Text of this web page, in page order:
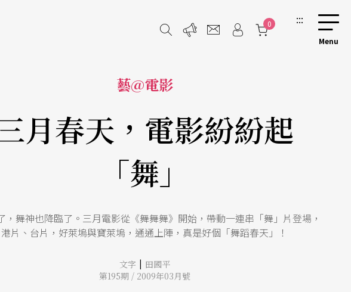
0 :::
藝@電影
月春天，電影紛紛起
「舞」
，舞神也降臨了。三月電影從《舞舞舞》開始，帶動一連串「舞」片登場，
港片、台片，好萊塢與寶萊塢，通通上陣，真是好個「舞蹈春天」！
文字 | 田國平
第195期 / 2009年03月號